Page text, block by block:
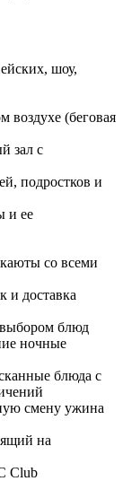
шоу,
воздухе (беговая
зал с
подростков и
и ее
со всеми
и доставка
блюд
ночные
блюда с
смену ужина
на
Сlub